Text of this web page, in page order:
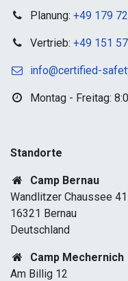
Planung: +49 179
Vertrieb: +49 151
info@certified-
Montag - Freitag:
Standorte​
Camp Bernau
Wandlitzer Chaussee 41
16321 Bernau
Deutschland
Camp Mechernich
Am Billig 12